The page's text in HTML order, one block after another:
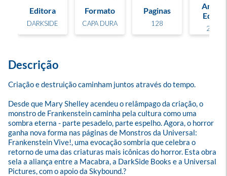
Editora
DARKSIDE
Formato
CAPA DURA
Paginas
128
Ano de
Edição
2025
Descrição
Criação e destruição caminham juntos através do tempo.
Desde que Mary Shelley acendeu o relâmpago da criação, o
monstro de Frankenstein caminha pela cultura como uma
sombra eterna - parte pesadelo, parte espelho. Agora, o horror
ganha nova forma nas páginas de Monstros da Universal:
Frankenstein Vive!, uma evocação sombria que celebra o
retorno de uma das criaturas mais icônicas do horror. Esta obra
sela a aliança entre a Macabra, a DarkSide Books e a Universal
Pictures, com o apoio da Skybound.?